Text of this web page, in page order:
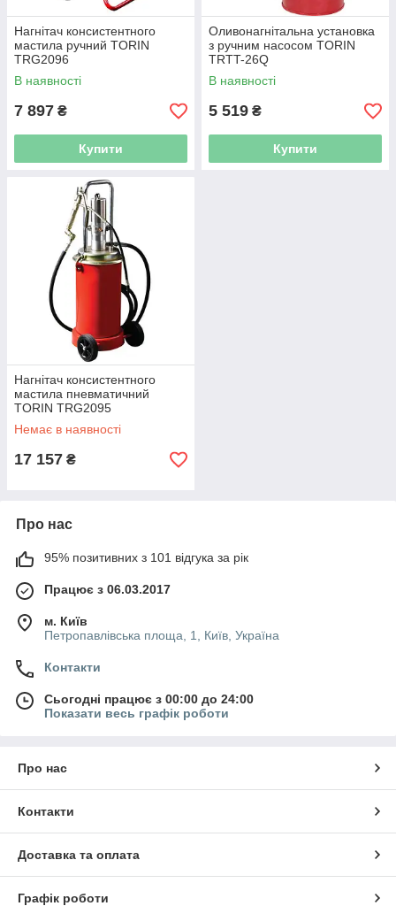
Нагнітач консистентного
мастила ручний TORIN
TRG2096
В наявності
7 897 ₴
Купити
Оливонагнітальна установка
з ручним насосом TORIN
TRTT-26Q
В наявності
5 519 ₴
Купити
Нагнітач консистентного
мастила пневматичний
TORIN TRG2095
Немає в наявності
17 157 ₴
Про нас
95% позитивних з 101 відгука за рік
Працює з 06.03.2017
м. Київ
Петропавлівська площа, 1, Київ, Україна
Контакти
Сьогодні працює з 00:00 до 24:00
Показати весь графік роботи
Про нас
Контакти
Доставка та оплата
Графік роботи